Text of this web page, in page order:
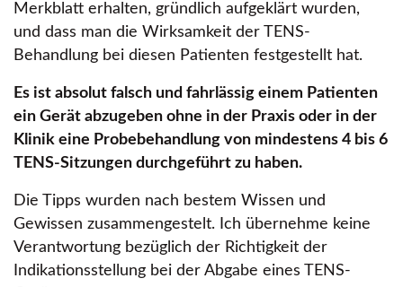
Merkblatt erhalten, gründlich aufgeklärt wurden,
und dass man die Wirksamkeit der TENS-
Behandlung bei diesen Patienten festgestellt hat.
Es ist absolut falsch und fahrlässig einem Patienten
ein Gerät abzugeben ohne in der Praxis oder in der
Klinik eine Probebehandlung von mindestens 4 bis 6
TENS-Sitzungen durchgeführt zu haben.
Die Tipps wurden nach bestem Wissen und
Gewissen zusammengestelt. Ich übernehme keine
Verantwortung bezüglich der Richtigkeit der
Indikationsstellung bei der Abgabe eines TENS-